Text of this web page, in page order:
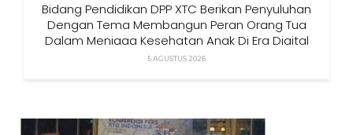
Bidang Pendidikan DPP XTC Berikan Penyuluhan
Dengan Tema Membangun Peran Orang Tua
Dalam Menjaga Kesehatan Anak Di Era Digital
5 AGUSTUS 2026